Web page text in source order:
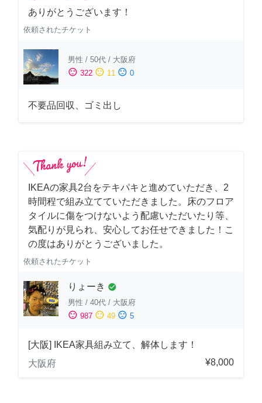
ありがとうございます！
依頼されたチケット
男性 / 50代 / 大阪府
sentiment_satisfied 322 sentiment_neutral 11 sentiment_dissatisfied 0
不要品回収、ゴミ出し
IKEAの家具2台をテキパキと進めていただき、2
時間程で組み立てていただきました。床のフロア
タイルに傷をつけないよう配慮いただいたり等、
気配りが見られ、安心してお任せできました！こ
の度はありがとうございました。
依頼されたチケット
りょーき check_circle
男性 / 40代 / 大阪府
sentiment_satisfied 987 sentiment_neutral 49 sentiment_dissatisfied 5
[大阪] IKEA家具組み立て、解体します！
大阪府
¥8,000